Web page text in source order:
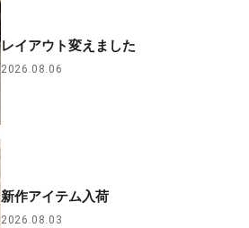
レイアウト変えました
2026.08.06
新作アイテム入荷
2026.08.03